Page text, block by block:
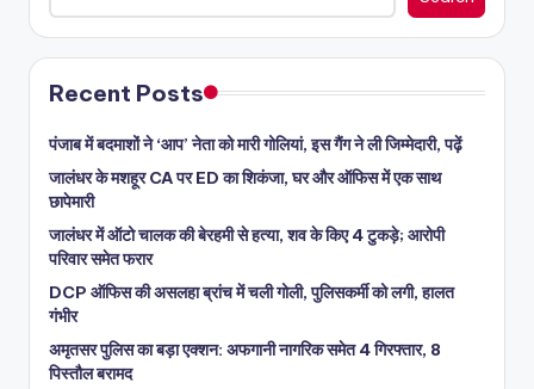
Recent Posts
पंजाब में बदमाशों ने ‘आप’ नेता को मारी गोलियां, इस गैंग ने ली जिम्मेदारी, पढ़ें
जालंधर के मशहूर CA पर ED का शिकंजा, घर और ऑफिस में एक साथ
छापेमारी
जालंधर में ऑटो चालक की बेरहमी से हत्या, शव के किए 4 टुकड़े; आरोपी
परिवार समेत फरार
DCP ऑफिस की असलहा ब्रांच में चली गोली, पुलिसकर्मी को लगी, हालत
गंभीर
अमृतसर पुलिस का बड़ा एक्शन: अफगानी नागरिक समेत 4 गिरफ्तार, 8
पिस्तौल बरामद